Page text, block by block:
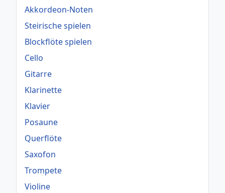
Akkordeon-Noten
Steirische spielen
Blockflöte spielen
Cello
Gitarre
Klarinette
Klavier
Posaune
Querflöte
Saxofon
Trompete
Violine